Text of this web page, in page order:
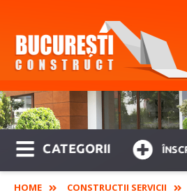
CATEGORII
HOME CONSTRUCTII SERVICII